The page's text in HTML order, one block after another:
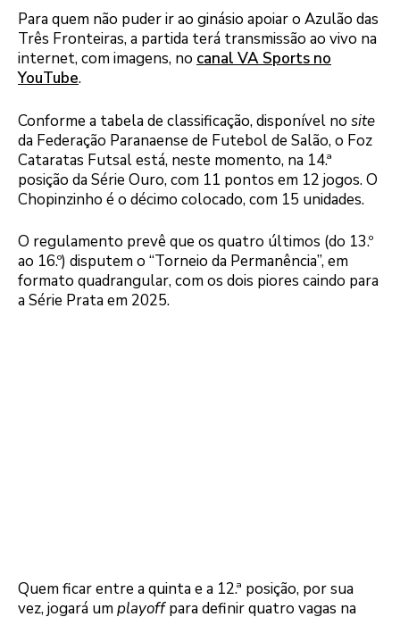
Para quem não puder ir ao ginásio apoiar o Azulão das
Três Fronteiras, a partida terá transmissão ao vivo na
internet, com imagens, no canal VA Sports no
YouTube.
Conforme a tabela de classificação, disponível no site
da Federação Paranaense de Futebol de Salão, o Foz
Cataratas Futsal está, neste momento, na 14.ª
posição da Série Ouro, com 11 pontos em 12 jogos. O
Chopinzinho é o décimo colocado, com 15 unidades.
O regulamento prevê que os quatro últimos (do 13.º
ao 16.º) disputem o “Torneio da Permanência”, em
formato quadrangular, com os dois piores caindo para
a Série Prata em 2025.
Quem ficar entre a quinta e a 12.ª posição, por sua
vez, jogará umplayoffpara definir quatro vagas na